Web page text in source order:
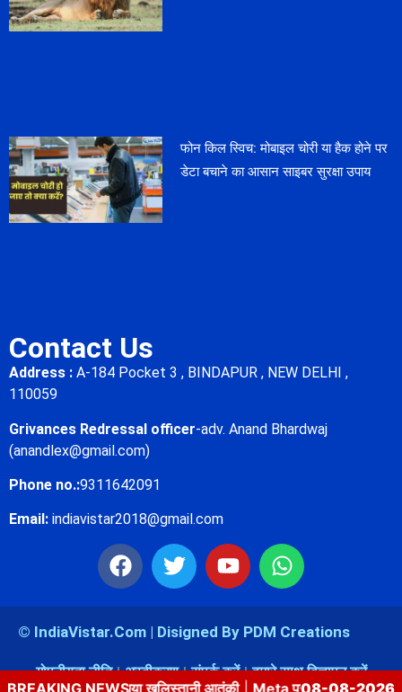
फोन किल स्विच: मोबाइल चोरी या हैक होने पर
डेटा बचाने का आसान साइबर सुरक्षा उपाय
Contact Us
Address : A-184 Pocket 3 , BINDAPUR , NEW DELHI ,
110059
Grivances Redressal officer-adv. Anand Bhardwaj
(anandlex@gmail.com)
Phone no.:9311642091
Email: indiavistar2018@gmail.com
© IndiaVistar.Com | Disigned By PDM Creations
गोपनीयता नीति अस्वीकरण संपर्क करें हमारे साथ विज्ञापन करें
BREAKING NEWS
पकड़ा गया खलिस्तानी आतंकी|Meta पर भारत की सख्ती: पेड प्रमोशन, स्कैम
08-08-2026